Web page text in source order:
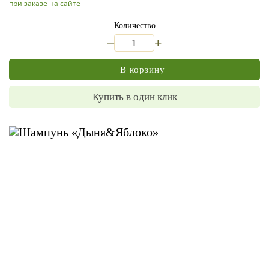
при заказе на сайте
Количество
+
В корзину
Купить в один клик